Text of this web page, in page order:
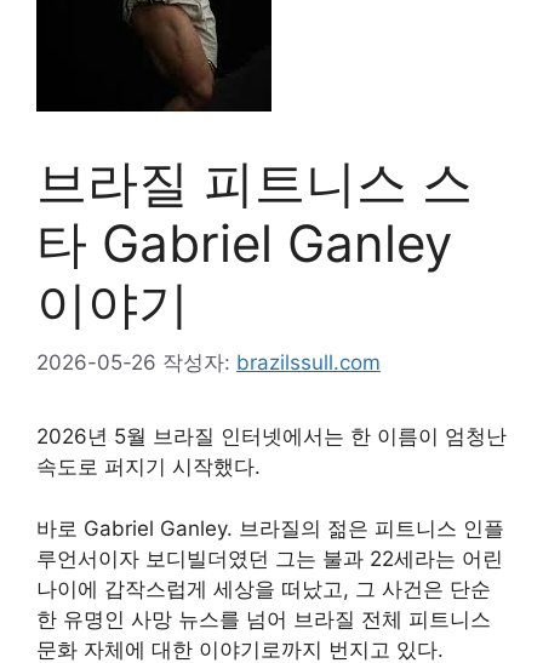
브라질 피트니스 스
타 Gabriel Ganley
이야기
2026-05-26 작성자: brazilssull.com
2026년 5월 브라질 인터넷에서는 한 이름이 엄청난
속도로 퍼지기 시작했다.
바로 Gabriel Ganley. 브라질의 젊은 피트니스 인플
루언서이자 보디빌더였던 그는 불과 22세라는 어린
나이에 갑작스럽게 세상을 떠났고, 그 사건은 단순
한 유명인 사망 뉴스를 넘어 브라질 전체 피트니스
문화 자체에 대한 이야기로까지 번지고 있다.